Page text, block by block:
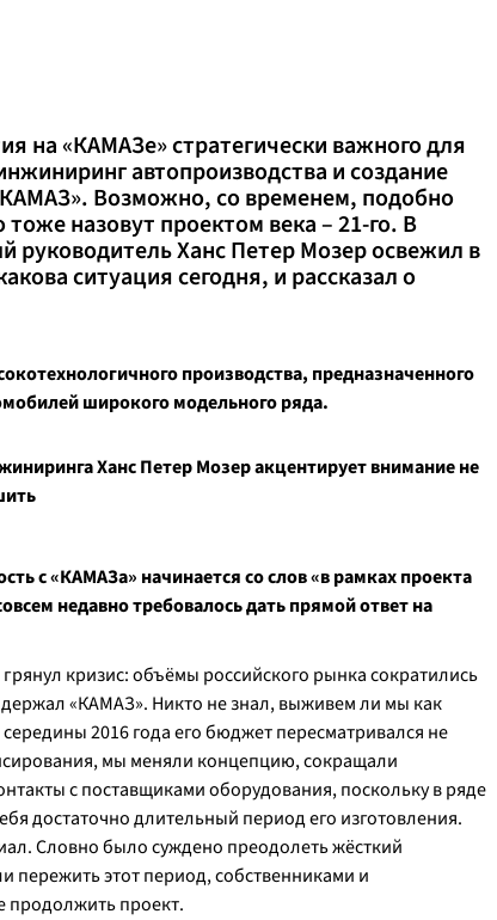
на «КАМАЗе» стратегически важного для
автопроизводства и создание
Возможно, со временем, подобно
тоже назовут проектом века – 21-го. В
руководитель Ханс Петер Мозер освежил в
ситуация сегодня, и рассказал о
производства, предназначенного
широкого модельного ряда.
Ханс Петер Мозер акцентирует внимание не
с «КАМАЗа» начинается со слов «в рамках проекта
недавно требовалось дать прямой ответ на
кризис: объёмы российского рынка сократились
«КАМАЗ». Никто не знал, выживем ли мы как
2016 года его бюджет пересматривался не
мы меняли концепцию, сокращали
с поставщиками оборудования, поскольку в ряде
достаточно длительный период его изготовления.
Словно было суждено преодолеть жёсткий
пережить этот период, собственниками и
продолжить проект.